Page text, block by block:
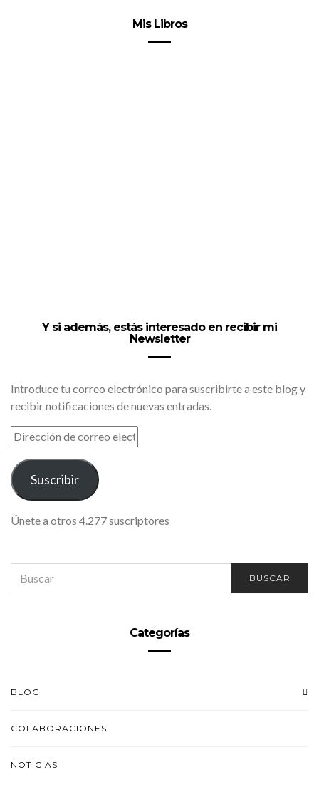
Mis Libros
Y si además, estás interesado en recibir mi
Newsletter
Introduce tu correo electrónico para suscribirte a este blog y
recibir notificaciones de nuevas entradas.
DIRECCIÓN
DE
CORREO
ELECTRÓNICO
Suscribir
Únete a otros 4.277 suscriptores
FOR:
BUSCAR
Categorías
BLOG
COLABORACIONES
NOTICIAS